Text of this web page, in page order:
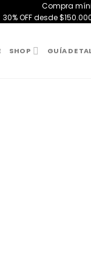
Compra
30% OFF desde
SHOP GUÍA DE